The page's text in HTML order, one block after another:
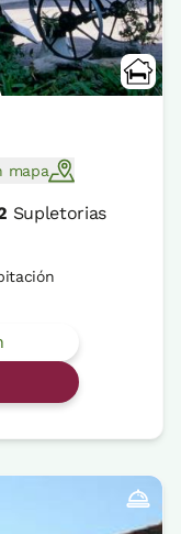
mapa
Supletorias